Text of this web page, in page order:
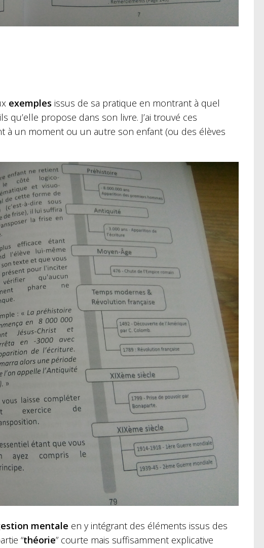
exemples issus de sa pratique en montrant à quel
qu’elle propose dans son livre. J’ai trouvé ces
à un moment ou un autre son enfant (ou des élèves
mentale en y intégrant des éléments issus des
“théorie” courte mais suffisamment explicative